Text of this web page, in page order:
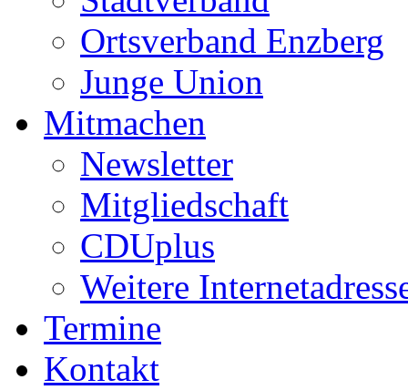
Ortsverband Enzberg
Junge Union
Mitmachen
Newsletter
Mitgliedschaft
CDUplus
Weitere
Termine
Kontakt